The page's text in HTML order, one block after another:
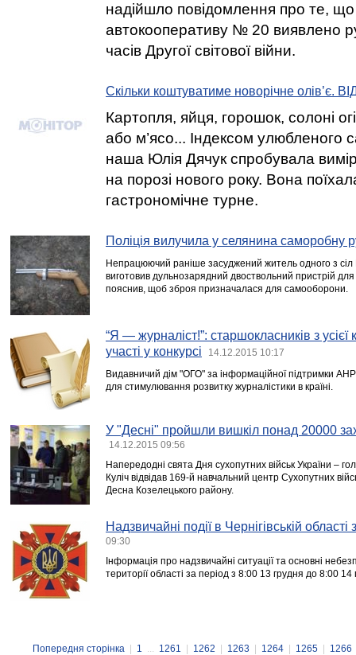
надійшло повідомлення про те,
автокооперативу № 20 виявлено
часів Другої світової війни.
Скільки коштуватиме новорічне олів’є.
Картопля, яйця, горошок, солоні
або м’ясо... Індексом улюбленого
наша Юлія Дячук спробувала
на порозі нового року. Вона
гастрономічне турне.
Поліція вилучила у селянина саморобну
Непрацюючий раніше засуджений житель одного з
виготовив дульнозарядний двоствольний пристрій для
пояснив, щоб зброя призначалася для самооборони.
“Я — журналіст!”: cтаршокласників з
участі у конкурсі
14.12.2015 10:17
Видавничий дім "ОГО" за інформаційної підтримки
для стимулювання розвитку журналістики в країні.
У "Десні" пройшли вишкіл понад 20000
14.12.2015 09:56
Напередодні свята Дня сухопутних військ України –
Куліч відвідав 169-й навчальний центр Сухопутних
Десна Козелецького району.
Надзвичайні події в Чернігівській
09:30
Інформація про надзвичайні ситуації та основні
території області за період з 8:00 13 грудня до 8:00 14
Попередня сторінка 1 ... 1261 1262 1263 1264 1265 1266